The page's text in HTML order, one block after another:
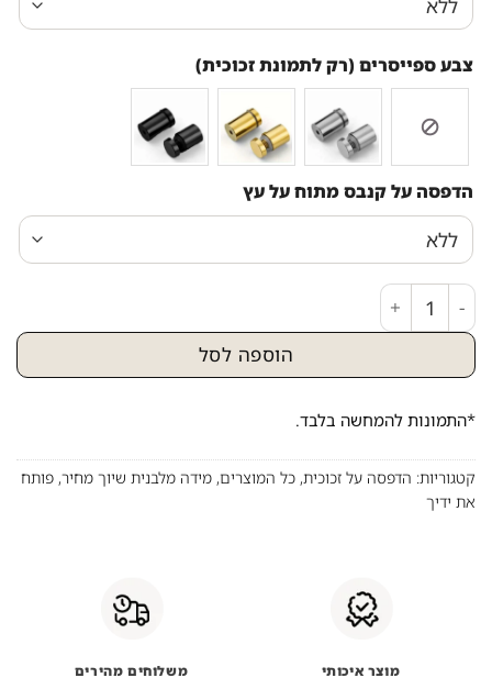
צבע ספייסרים (רק לתמונת זכוכית)
הדפסה על קנבס מתוח על עץ
כמות של 2655 - ברכת "פותח את ידיך" בזהב על זכוכית שקופה אקסטרה קליר
הוספה לסל
*התמונות להמחשה בלבד.
קטגוריות: הדפסה על זכוכית, כל המוצרים, מידה מלבנית שיוך מחיר, פותח
את ידיך
מוצר איכותי משלוחים מהירים